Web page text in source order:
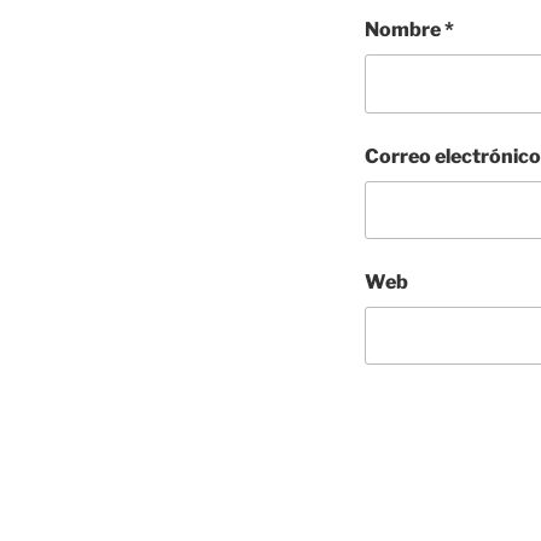
Nombre*
Correo
Web